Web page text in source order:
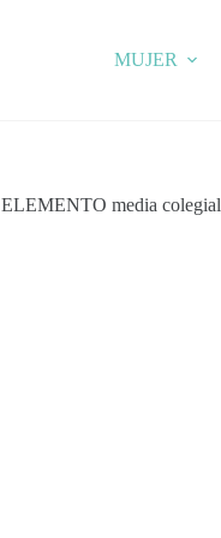
MUJER
ELEMENTO media colegial